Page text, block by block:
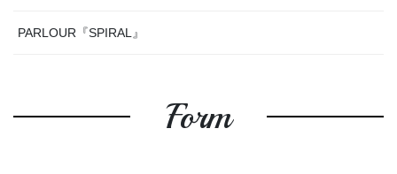
PARLOUR『SPIRAL』
Form